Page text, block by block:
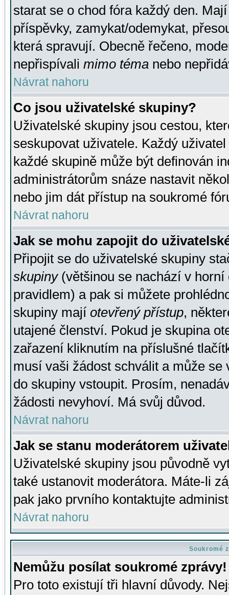
starat se o chod fóra každý den.
příspěvky, zamykat/odemykat,
která spravují. Obecně řečeno,
nepřispívali mimo téma nebo
Návrat nahoru
Co jsou uživatelské skupiny?
Uživatelské skupiny jsou cestou,
seskupovat uživatele. Každý
každé skupině může být definován
administrátorům snáze nastavit
nebo jim dát přístup na soukromé
Návrat nahoru
Jak se mohu zapojit do
Připojit se do uživatelské skupiny
skupiny(většinou se nachází v horní
pravidlem) a pak si můžete
skupiny mají otevřený přístup,
utajené členství. Pokud je skupina
zařazení kliknutím na příslušné
musí vaši žádost schválit a může se
do skupiny vstoupit. Prosím,
žádosti nevyhoví. Má svůj důvod.
Návrat nahoru
Jak se stanu moderátorem
Uživatelské skupiny jsou původně
také ustanovit moderátora. Máte-li
pak jako prvního kontaktujte
Návrat nahoru
Soukromé
Nemůžu posílat soukromé zprávy!
Pro toto existují tři hlavní důvody.